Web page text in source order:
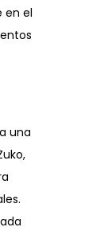
en el
una